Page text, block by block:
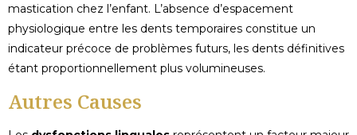
mastication chez l’enfant. L’absence d’espacement
physiologique entre les dents temporaires constitue un
indicateur précoce de problèmes futurs, les dents définitives
étant proportionnellement plus volumineuses.
Autres Causes